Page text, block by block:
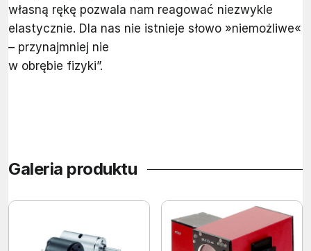
własną rękę pozwala nam reagować niezwykle
elastycznie. Dla nas nie istnieje słowo »niemożliwe«
– przynajmniej nie
w obrębie fizyki”.
Galeria produktu